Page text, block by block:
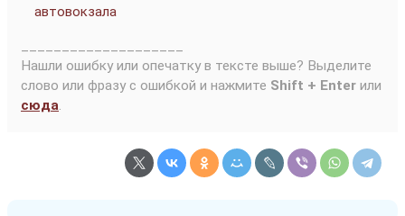
автовокзала
Нашли ошибку или опечатку в тексте выше? Выделите
слово или фразу с ошибкой и нажмите Shift + Enter или
сюда.